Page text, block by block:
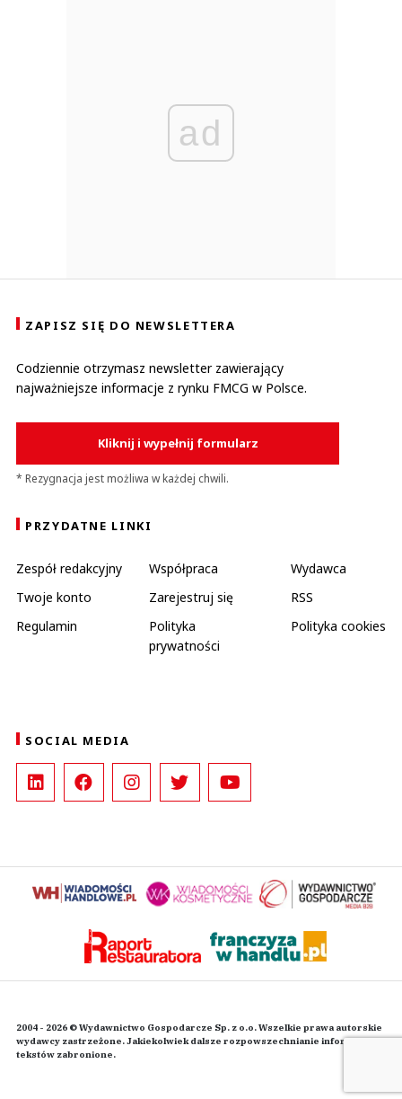
ad
ZAPISZ SIĘ DO NEWSLETTERA
Codziennie otrzymasz newsletter zawierający
najważniejsze informacje z rynku FMCG w Polsce.
Kliknij i wypełnij formularz
* Rezygnacja jest możliwa w każdej chwili.
PRZYDATNE LINKI
Zespół redakcyjny Współpraca
Wydawca
Twoje konto
Zarejestruj się
RSS
Regulamin
Polityka
prywatności
Polityka cookies
SOCIAL MEDIA
2004 - 2026 © Wydawnictwo Gospodarcze Sp. z o.o. Wszelkie prawa autorskie
wydawcy zastrzeżone. Jakiekolwiek dalsze rozpowszechnianie informacji i
tekstów zabronione.